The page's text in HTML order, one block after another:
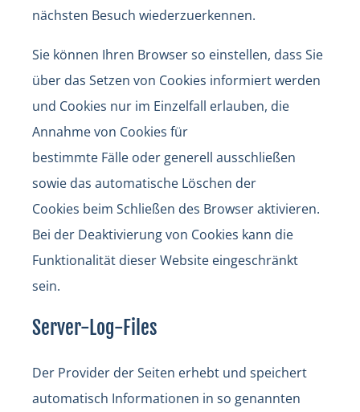
nächsten Besuch wiederzuerkennen.
Sie können Ihren Browser so einstellen, dass Sie
über das Setzen von Cookies informiert werden
und Cookies nur im Einzelfall erlauben, die
Annahme von Cookies für
bestimmte Fälle oder generell ausschließen
sowie das automatische Löschen der
Cookies beim Schließen des Browser aktivieren.
Bei der Deaktivierung von Cookies kann die
Funktionalität dieser Website eingeschränkt
sein.
Server-Log-Files
Der Provider der Seiten erhebt und speichert
automatisch Informationen in so genannten